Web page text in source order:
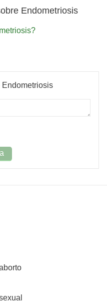
Endometriosis
Endometriosis